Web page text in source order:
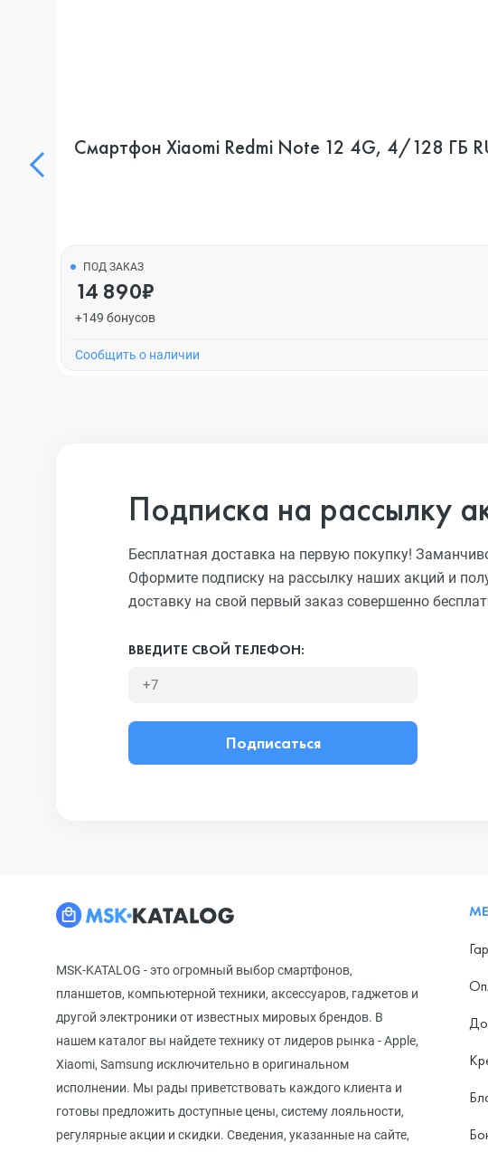
Смартфон Xiaomi Redmi Note 12 4G, 4/128 ГБ
ПОД ЗАКАЗ
14 890₽
+149 бонусов
Cообщить о наличии
Подписка на рассылку
Бесплатная доставка на первую покупку!
Оформите подписку на рассылку наших акций и
доставку на свой первый заказ совершенно
ВВЕДИТЕ СВОЙ ТЕЛЕФОН:
Подписаться
MSK-KATALOG - это огромный выбор смартфонов,
планшетов, компьютерной техники, аксессуаров, гаджетов и
другой электроники от известных мировых брендов. В
нашем каталог вы найдете технику от лидеров рынка - Apple,
Xiaomi, Samsung исключительно в оригинальном
исполнении. Мы рады приветствовать каждого клиента и
готовы предложить доступные цены, систему лояльности,
регулярные акции и скидки. Сведения, указанные на сайте,